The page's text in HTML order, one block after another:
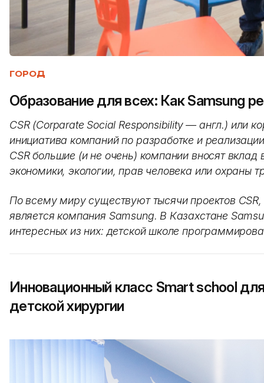
ГОРОД
Образование для всех: Как Samsung
CSR (Corparate Social Responsibility — англ.) или
инициатива компаний по разработке и
CSR большие (и не очень) компании вносят
экономики, экологии, прав человека или охраны
По всему миру существуют тысячи проектов
является компания Samsung. В Казахстане
интересных из них: детской школе
Инновационный класс Smart school
детской хирургии